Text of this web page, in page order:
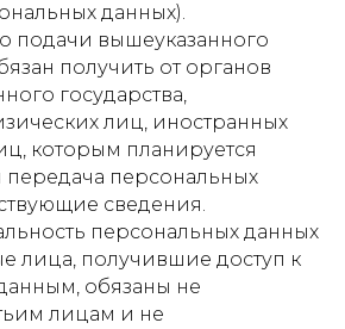
данных).
подачи вышеуказанного
получить от органов
государства,
лиц, иностранных
которым планируется
передача персональных
сведения.
персональных данных
лица, получившие доступ к
обязаны не
лицам и не